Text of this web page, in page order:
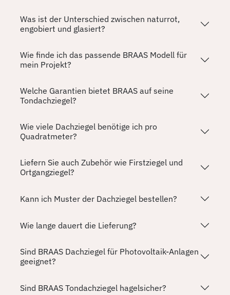
Was ist der Unterschied zwischen naturrot,
engobiert und glasiert?
Wie finde ich das passende BRAAS Modell für
mein Projekt?
Welche Garantien bietet BRAAS auf seine
Tondachziegel?
Wie viele Dachziegel benötige ich pro
Quadratmeter?
Liefern Sie auch Zubehör wie Firstziegel und
Ortgangziegel?
Kann ich Muster der Dachziegel bestellen?
Wie lange dauert die Lieferung?
Sind BRAAS Dachziegel für Photovoltaik-Anlagen
geeignet?
Sind BRAAS Tondachziegel hagelsicher?